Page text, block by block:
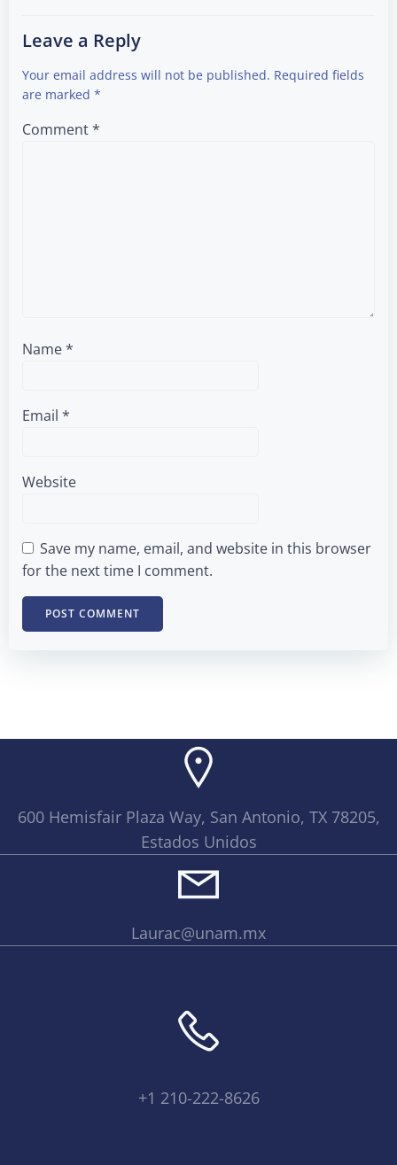
Leave a Reply
Your email address will not be published. Required fields
are marked *
Comment*
Name*
Email *
Website
Save my name, email, and website in this browser
for the next time I comment.
600 Hemisfair Plaza Way, San Antonio, TX 78205,
Estados Unidos
Laurac@unam.mx
+1 210-222-8626